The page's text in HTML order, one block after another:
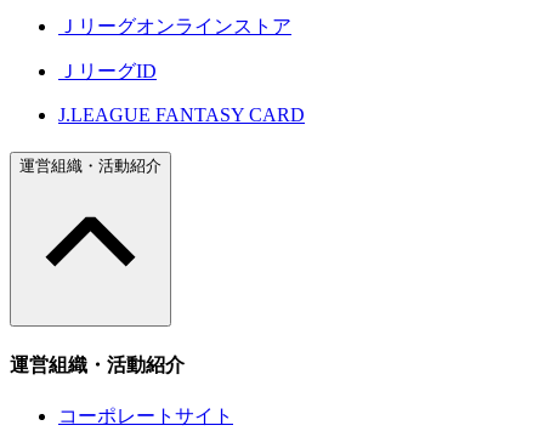
Ｊリーグオンラインストア
ＪリーグID
J.LEAGUE FANTASY CARD
運営組織・活動紹介
運営組織・活動紹介
コーポレートサイト